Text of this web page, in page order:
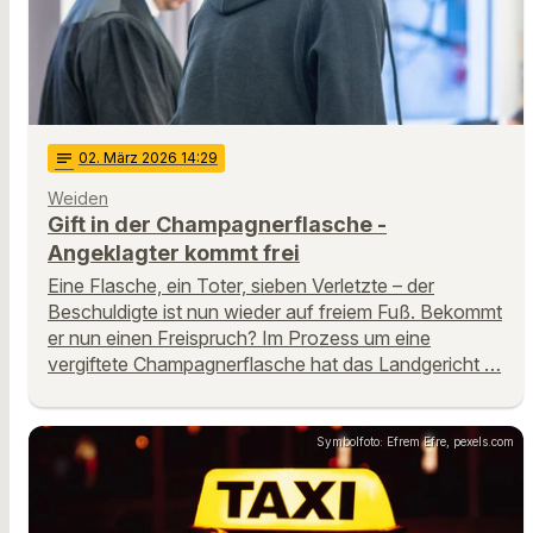
notes 02. März 2026 14:29
Weiden
Gift in der Champagnerflasche -
Angeklagter kommt frei
Eine Flasche, ein Toter, sieben Verletzte – der
Beschuldigte ist nun wieder auf freiem Fuß. Bekommt
er nun einen Freispruch? Im Prozess um eine
vergiftete Champagnerflasche hat das Landgericht …
Symbolfoto: Efrem Efre, pexels.com